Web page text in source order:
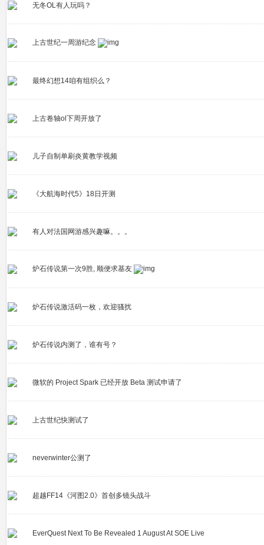
无冬OL有人玩吗？
上古世纪一周游纪念
最终幻想14咱有组织么？
上古卷轴ol下周开放了
儿子自制单刷炎黄教学视频
《大航海时代5》18日开测
有人对法国网游感兴趣嘛。。。
炉石传说第一次9胜, 顺便求基友
炉石传说激活码一枚，欢迎骚扰
炉石传说内测了，谁有号？
微软的 Project Spark 已经开放 Beta 测试申请了
上古世纪快测试了
neverwinter公测了
超越FF14《河图2.0》首创多镜头战斗
EverQuest Next To Be Revealed 1 August At SOE Live